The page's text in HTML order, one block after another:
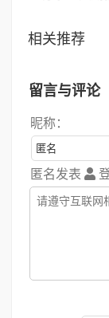
相关推荐
留言与评论
昵称：
匿名发表